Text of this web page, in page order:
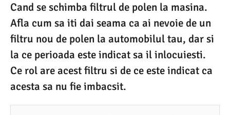
0
2
5
2
7
.
0
0
2
0
2
Cand se schimba filtrul de polen la masina.
Afla cum sa iti dai seama ca ai nevoie de un
filtru nou de polen la automobilul tau, dar si
la ce perioada este indicat sa il inlocuiesti.
Ce rol are acest filtru si de ce este indicat ca
acesta sa nu fie imbacsit.